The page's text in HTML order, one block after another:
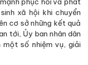
xã hội khi chuyển
cơ sở những kết quả
tới, Ủy ban nhân dân
số nhiệm vụ, giải